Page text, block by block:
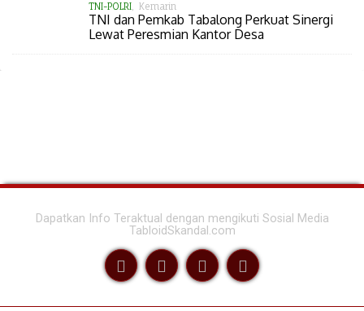
TNI-POLRI, Kemarin
TNI dan Pemkab Tabalong Perkuat Sinergi
Lewat Peresmian Kantor Desa
Dapatkan Info Teraktual dengan mengikuti Sosial Media
TabloidSkandal.com